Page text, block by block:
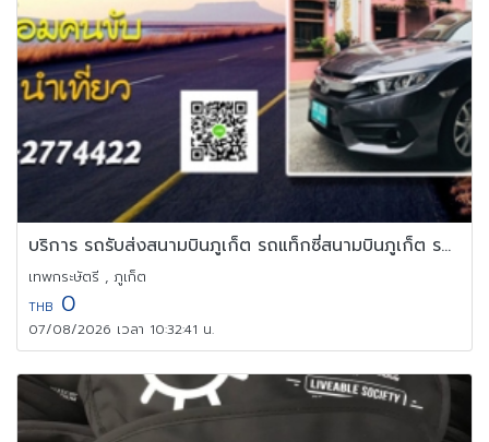
บริการ รถรับส่งสนามบินภูเก็ต รถแท็กซี่สนามบินภูเก็ต รถไปสนามบิน
เทพกระษัตรี , ภูเก็ต
THB 0
07/08/2026 เวลา 10:32:41 น.